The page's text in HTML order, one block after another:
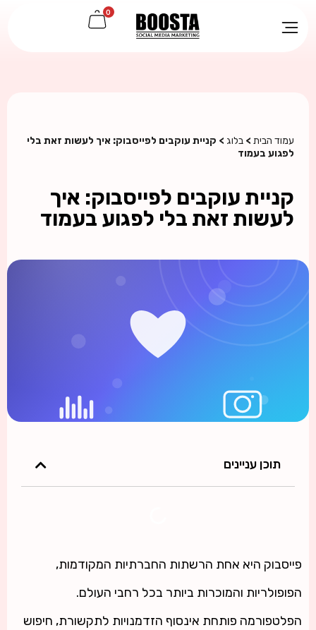
0
עמוד הבית >בלוג > קניית עוקבים לפייסבוק: איך לעשות זאת בלי
לפגוע בעמוד
קניית עוקבים לפייסבוק: איך
לעשות זאת בלי לפגוע בעמוד
תוכן עניינים
פייסבוק היא אחת הרשתות החברתיות המקודמות,
הפופולריות והמוכרות ביותר בכל רחבי העולם.
הפלטפורמה פותחת אינסוף הזדמנויות לתקשורת, חיפוש